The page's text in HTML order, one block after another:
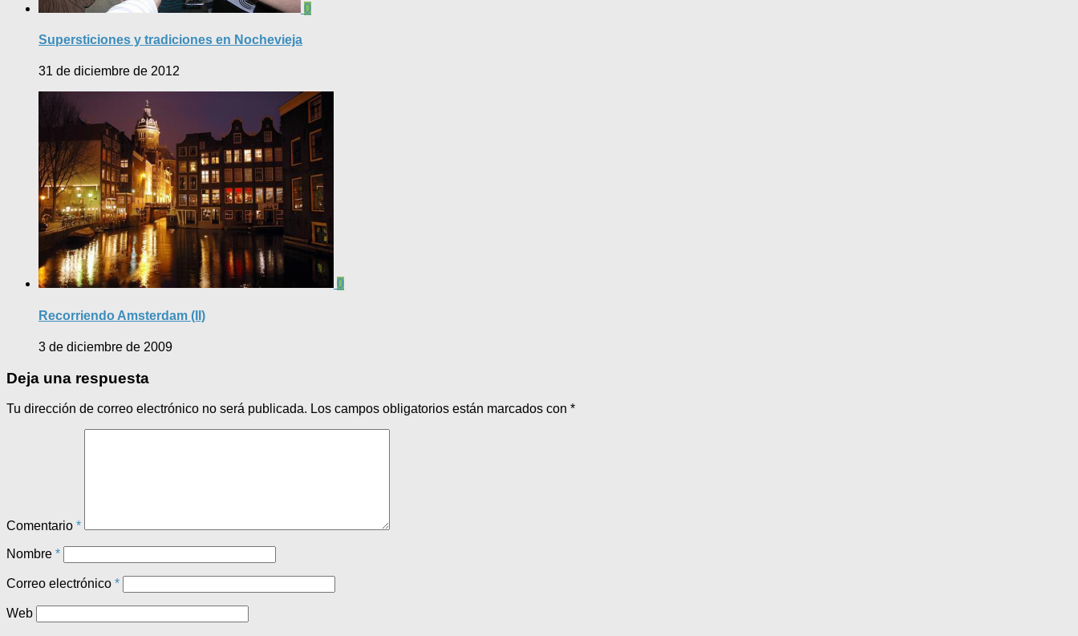
0
Supersticiones y tradiciones en Nochevieja
31 de diciembre de 2012
0
Recorriendo Amsterdam (II)
3 de diciembre de 2009
Deja una respuesta
Tu dirección de correo electrónico no será publicada. Los campos obligatorios están marcados con *
Comentario *
Nombre *
Correo electrónico *
Web